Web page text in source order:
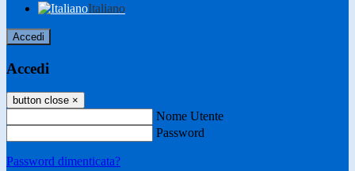
Italiano
Accedi
Accedi
button close ×
Nome Utente
Password
Password dimenticata?